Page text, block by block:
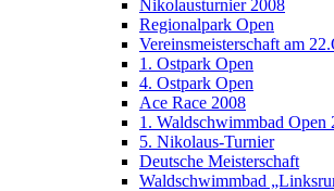
Nikolausturnier 2008
Regionalpark Open
Vereinsmeisterschaft am
1. Ostpark Open
4. Ostpark Open
Ace Race 2008
1. Waldschwimmbad Open
5. Nikolaus-Turnier
Deutsche Meisterschaft
Waldschwimmbad